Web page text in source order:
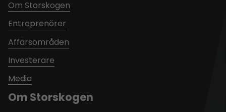
Om Storskogen
Om Storskogen
Entreprenörer
Affärsområden
Investerare
Media